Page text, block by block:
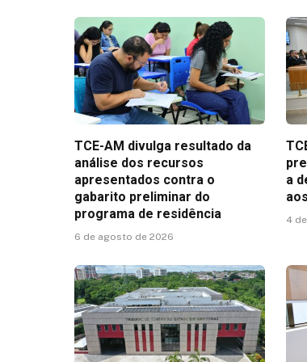
TCE-AM divulga resultado da
análise dos recursos
apresentados contra o
gabarito preliminar do
programa de residência
6 de agosto de 2026
a
4